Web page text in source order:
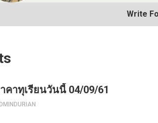
Write
คาทุเรียนวันนี้ 04/09/61